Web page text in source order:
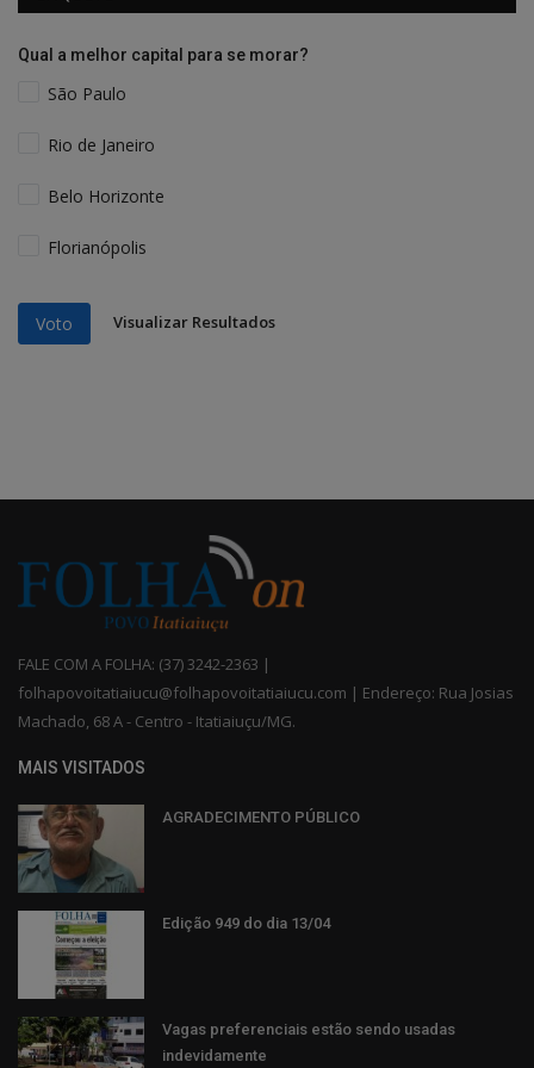
Qual a melhor capital para se morar?
São Paulo
Rio de Janeiro
Belo Horizonte
Florianópolis
Voto Visualizar Resultados
FALE COM A FOLHA: (37) 3242-2363 |
folhapovoitatiaiucu@folhapovoitatiaiucu.com | Endereço: Rua Josias
Machado, 68 A - Centro - Itatiaiuçu/MG.
MAIS VISITADOS
AGRADECIMENTO PÚBLICO
Edição 949 do dia 13/04
Vagas preferenciais estão sendo usadas
indevidamente